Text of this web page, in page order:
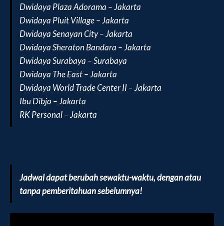
Dwidaya Plaza Adorama – Jakarta
Dwidaya Pluit Village – Jakarta
Dwidaya Senayan City – Jakarta
Dwidaya Sheraton Bandara – Jakarta
Dwidaya Surabaya – Surabaya
Dwidaya The East – Jakarta
Dwidaya World Trade Center II – Jakarta
Ibu Dibjo – Jakarta
RK Personal – Jakarta
Jadwal dapat berubah sewaktu-waktu, dengan atau
tanpa pemberitahuan sebelumnya!